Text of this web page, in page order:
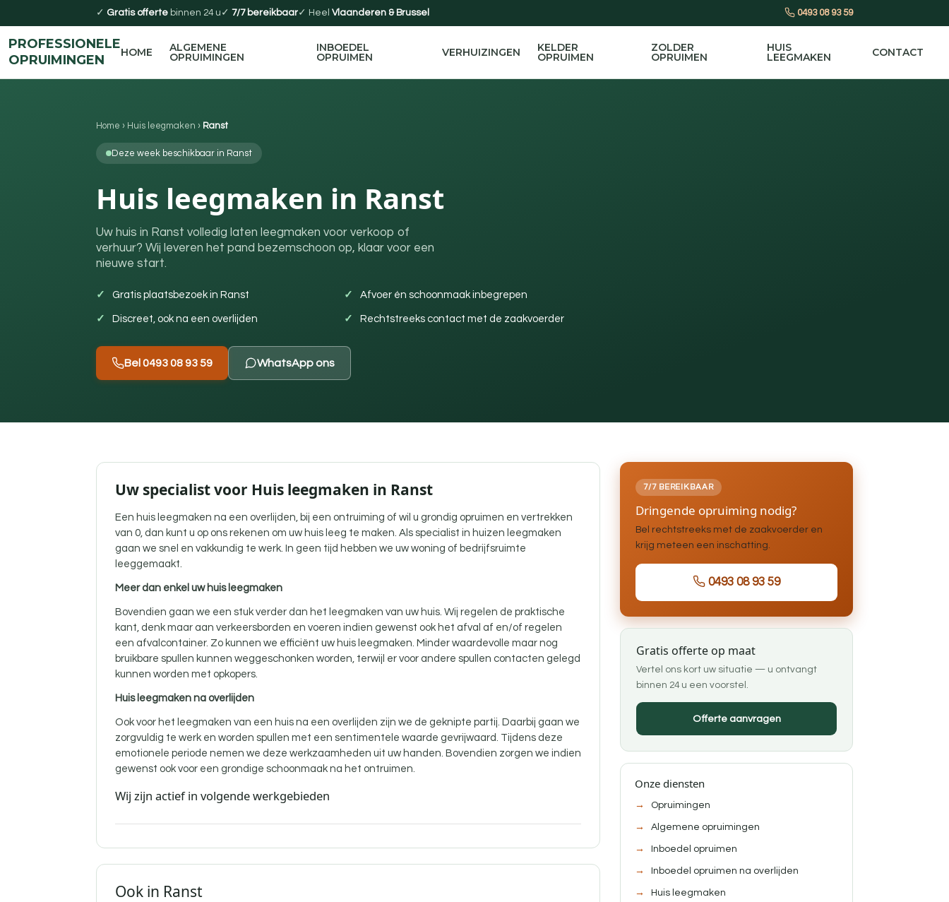
✓ Gratis offerte binnen 24 u ✓ 7/7 bereikbaar✓ Heel Vlaanderen & Brussel 0493 08 93 59
PROFESSIONELE
OPRUIMINGEN
HOME ALGEMENE
OPRUIMINGEN
INBOEDEL
OPRUIMEN VERHUIZINGEN KELDER
OPRUIMEN
ZOLDER
OPRUIMEN
HUIS
LEEGMAKEN CONTACT
Home › Huis leegmaken › Ranst
Deze week beschikbaar in Ranst
Huis leegmaken in Ranst
Uw huis in Ranst volledig laten leegmaken voor verkoop of
verhuur? Wij leveren het pand bezemschoon op, klaar voor een
nieuwe start.
Gratis plaatsbezoek in Ranst Afvoer én schoonmaak inbegrepen
Discreet, ook na een overlijden Rechtstreeks contact met de zaakvoerder
Bel 0493 08 93 59 WhatsApp ons
Uw specialist voor Huis leegmaken in Ranst
Een huis leegmaken na een overlijden, bij een ontruiming of wil u grondig opruimen en vertrekken
van 0, dan kunt u op ons rekenen om uw huis leeg te maken. Als specialist in huizen leegmaken
gaan we snel en vakkundig te werk. In geen tijd hebben we uw woning of bedrijfsruimte
leeggemaakt.
Meer dan enkel uw huis leegmaken
Bovendien gaan we een stuk verder dan het leegmaken van uw huis. Wij regelen de praktische
kant, denk maar aan verkeersborden en voeren indien gewenst ook het afval af en/of regelen
een afvalcontainer. Zo kunnen we efficiënt uw huis leegmaken. Minder waardevolle maar nog
bruikbare spullen kunnen weggeschonken worden, terwijl er voor andere spullen contacten gelegd
kunnen worden met opkopers.
Huis leegmaken na overlijden
Ook voor het leegmaken van een huis na een overlijden zijn we de geknipte partij. Daarbij gaan we
zorgvuldig te werk en worden spullen met een sentimentele waarde gevrijwaard. Tijdens deze
emotionele periode nemen we deze werkzaamheden uit uw handen. Bovendien zorgen we indien
gewenst ook voor een grondige schoonmaak na het ontruimen.
Wij zijn actief in volgende werkgebieden
Ook in Ranst
7/7 BEREIKBAAR
Dringende opruiming nodig?
Bel rechtstreeks met de zaakvoerder en
krijg meteen een inschatting.
0493 08 93 59
Gratis offerte op maat
Vertel ons kort uw situatie — u ontvangt
binnen 24 u een voorstel.
Offerte aanvragen
Onze diensten
Opruimingen
Algemene opruimingen
Inboedel opruimen
Inboedel opruimen na overlijden
Huis leegmaken